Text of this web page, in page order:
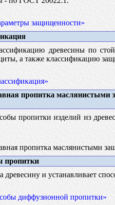
защищенности»
древесины по
а также классификацию
пропитка маслянистыми
пропитки изделий из
пропитка маслянистыми
пропитки
древесину и устанавливает
диффузионной пропитки»